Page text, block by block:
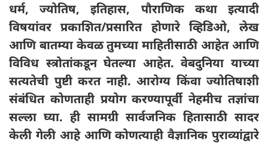
धर्म, ज्योतिष, इतिहास, पौराणिक कथा इत्यादी
विषयांवर प्रकाशित/प्रसारित होणारे व्हिडिओ, लेख
आणि बातम्या केवळ तुमच्या माहितीसाठी आहेत आणि
विविध स्त्रोतांकडून घेतल्या आहेत. वेबदुनिया याच्या
सत्यतेची पुष्टी करत नाही. आरोग्य किंवा ज्योतिषाशी
संबंधित कोणताही प्रयोग करण्यापूर्वी नेहमीच तज्ञांचा
सल्ला घ्या. ही सामग्री सार्वजनिक हितासाठी सादर
केली गेली आहे आणि कोणत्याही वैज्ञानिक पुराव्यांद्वारे